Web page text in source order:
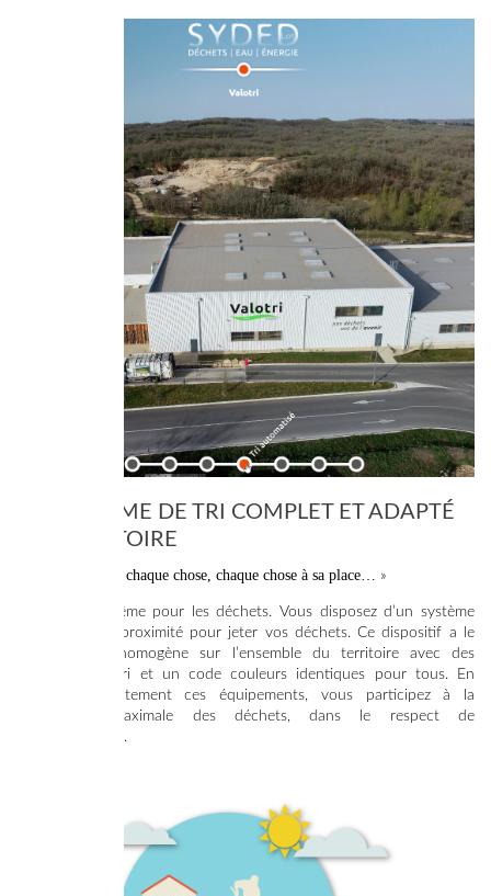
UN SYSTÈME DE TRI COMPLET ET ADAPTÉ
AU TERRITOIRE
Une place pour chaque chose, chaque chose à sa place… »
Il en est de même pour les déchets. Vous disposez d’un système
complet et de proximité pour jeter vos déchets. Ce dispositif a le
mérite d’être homogène sur l’ensemble du territoire avec des
consignes de tri et un code couleurs identiques pour tous. En
utilisant correctement ces équipements, vous participez à la
valorisation maximale des déchets, dans le respect de
l'environnement.